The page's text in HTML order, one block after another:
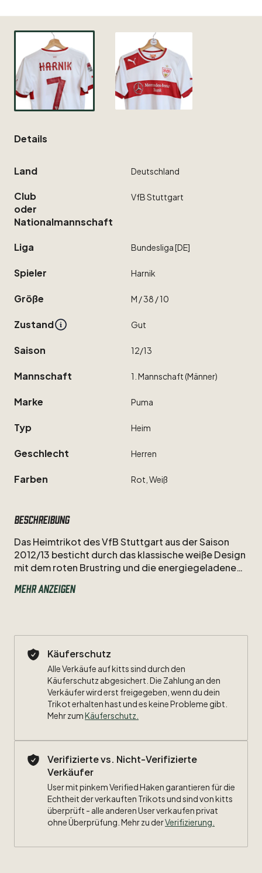
Details
Land Deutschland
Club
oder
Nationalmannschaft
VfBStuttgart
Liga Bundesliga[DE]
Spieler Harnik
Größe M ​/​38 ​/​10
Zustand Gut
Saison 12​/​13
Mannschaft 1. Mannschaft(Männer)
Marke Puma
Typ Heim
Geschlecht Herren
Farben Rot, Weiß
Beschreibung
DasHeimtrikot desVfBStuttgart ausderSaison
2012​/​13 besticht durch dasklassischeweißeDesign
mit demroten Brustring und dieenergiegeladene
österreichische
Mercedes-BenzArenafürleidenschaftlichen
M
64,5cm
Zustand:7​/​10Flock
Beflockung:#7Harnik
Besonderheiten:BundesligaPatch
Mehr anzeigen
Käuferschutz
Alle Verkäufe auf kitts sind durch den
Käuferschutz abgesichert. Die Zahlung an den
Verkäufer wird erst freigegeben, wenn du dein
Trikot erhalten hast und es keine Probleme gibt.
Mehr zumKäuferschutz
Verifizierte vs. Nicht-Verifizierte
Verkäufer
User mit pinkem Verified Haken garantieren für die
Echtheit der verkauften Trikots und sind von kitts
überprüft - alle anderen User verkaufen privat
ohne Überprüfung. Mehr zu derVerifizierung.